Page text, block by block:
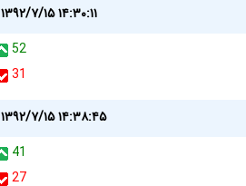
۱۳۹۲/۷/۱۵ ۱۴:۳۰:۱۱
52
31
۱۳۹۲/۷/۱۵ ۱۴:۳۸:۴۵
41
27